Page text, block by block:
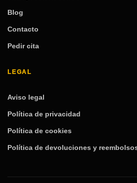
Blog
Contacto
Pedir cita
LEGAL
Aviso legal
Política de privacidad
Política de cookies
Política de devoluciones y